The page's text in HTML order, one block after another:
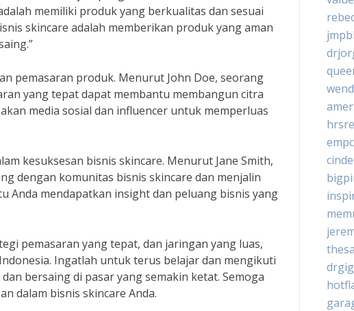
memiliki produk yang berkualitas dan sesuai
skincare adalah memberikan produk yang aman
pemasaran produk. Menurut John Doe, seorang
yang tepat dapat membantu membangun citra
media sosial dan influencer untuk memperluas
kesuksesan bisnis skincare. Menurut Jane Smith,
dengan komunitas bisnis skincare dan menjalin
Anda mendapatkan insight dan peluang bisnis yang
pemasaran yang tepat, dan jaringan yang luas,
Ingatlah untuk terus belajar dan mengikuti
bersaing di pasar yang semakin ketat. Semoga
dalam bisnis skincare Anda.